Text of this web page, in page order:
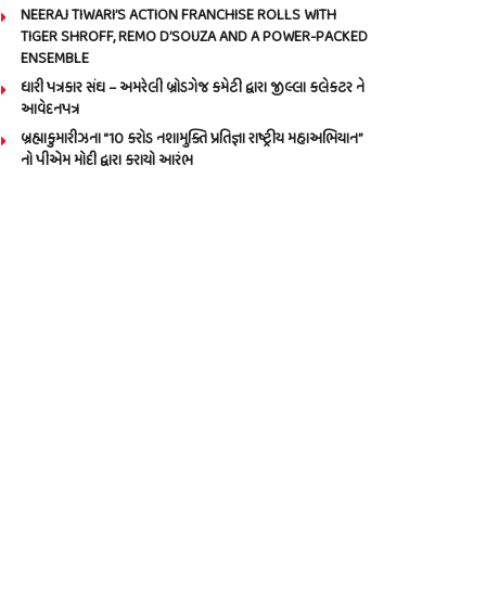
NEERAJ TIWARI’S ACTION FRANCHISE ROLLS WITH
TIGER SHROFF, REMO D’SOUZA AND A POWER-PACKED
ENSEMBLE
ધારી પત્રકાર સંઘ – અમરેલી બ્રોડગેજ કમેટી દ્વારા જીલ્લા કલેકટર ને
આવેદનપત્ર
બ્રહ્માકુમારીઝના “10 કરોડ નશામુક્તિ પ્રતિજ્ઞા રાષ્ટ્રીય મહાઅભિયાન”
નો પીએમ મોદી દ્વારા કરાયો આરંભ